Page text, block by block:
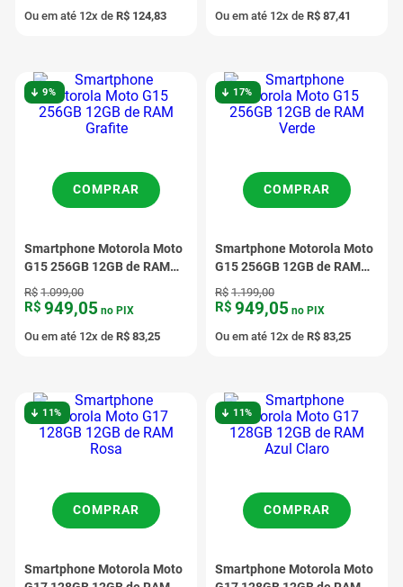
Ou em até 12x de R$ 124,83 Ou em até 12x de R$ 87,41
9%
Smartphone Motorola Moto
G15 256GB 12GB de RAM
Grafite
R$ 1.099,00
R$ 949,05 no PIX
Ou em até 12x de R$ 83,25
COMPRAR
17%
Smartphone Motorola Moto
G15 256GB 12GB de RAM
Verde
R$ 1.199,00
R$ 949,05 no PIX
Ou em até 12x de R$ 83,25
COMPRAR
11%
Smartphone Motorola Moto
COMPRAR
11%
Smartphone Motorola Moto
COMPRAR